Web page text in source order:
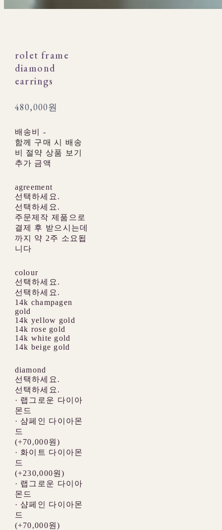
rolet frame
diamond
earrings
480,000원
배송비 -
함께 구매 시 배송
비 절약 상품 보기
추가 금액
agreement
선택하세요.
선택하세요.
주문제작 제품으로
결제 후 받으시는데
까지 약 2주 소요됩
니다
colour
선택하세요.
선택하세요.
14k champagen
gold
14k yellow gold
14k rose gold
14k white gold
14k beige gold
diamond
선택하세요.
선택하세요.
· 랩그로운 다이아
몬드
· 샴페인 다이아몬
드
(+70,000원)
· 화이트 다이아몬
드
(+230,000원)
· 랩그로운 다이아
몬드
· 샴페인 다이아몬
드
(+70,000원)